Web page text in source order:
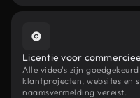
Licentie voor
Alle video's zijn
klantprojecten, websites en
naamsvermelding vereist.